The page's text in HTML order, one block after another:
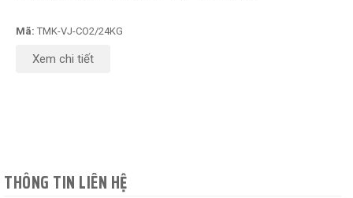
Mã: TMK-VJ-CO2/24KG
Xem chi tiết
THÔNG TIN LIÊN HỆ